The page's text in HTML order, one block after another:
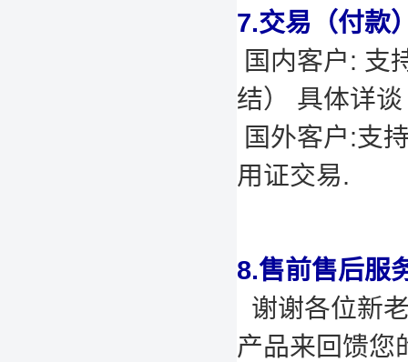
7.交易（付款
国内客户: 支
结） 具体详谈
国外客户:支
用证交易.
8.售前售后服
谢谢各位新
产品来回馈您